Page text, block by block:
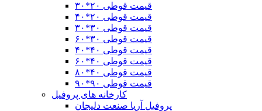
قیمت قوطی ۲۰*۳۰
قیمت قوطی ۲۰*۴۰
قیمت قوطی ۳۰*۳۰
قیمت قوطی ۳۰*۶۰
قیمت قوطی ۴٠*۴٠
قیمت قوطی ۴۰*۶۰
قیمت قوطی ۴٠*٨٠
قیمت قوطی ۹۰*۹۰
کارخانه های پروفیل
پروفیل آریا صنعت دلیجان